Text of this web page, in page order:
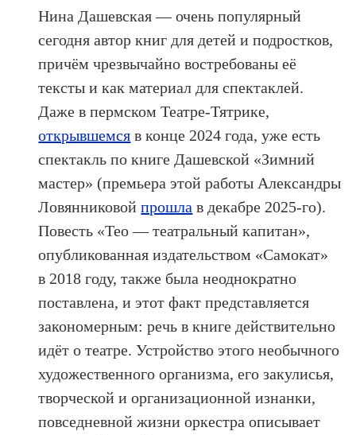
Нина Дашевская — очень популярный
сегодня автор книг для детей и подростков,
причём чрезвычайно востребованы её
тексты и как материал для спектаклей.
Даже в пермском Театре-Тятрике,
открывшемся в конце 2024 года, уже есть
спектакль по книге Дашевской «Зимний
мастер» (премьера этой работы Александры
Ловянниковойпрошла в декабре 2025-го).
Повесть «Тео — театральный капитан»,
опубликованная издательством «Самокат»
в 2018 году, также была неоднократно
поставлена, и этот факт представляется
закономерным: речь в книге действительно
идёт о театре. Устройство этого необычного
художественного организма, его закулисья,
творческой и организационной изнанки,
повседневной жизни оркестра описывает